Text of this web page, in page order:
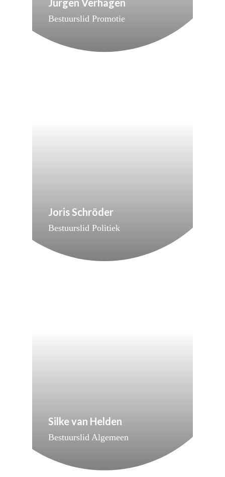
Jurgen Verhagen
Bestuurslid Promotie
Joris Schröder
Bestuurslid Politiek
Silke van Helden
Bestuurslid Algemeen